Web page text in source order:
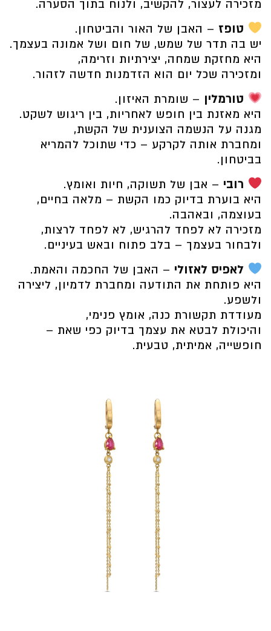
מזכירה לעצור, להקשיב, ולנוח בתוך הסערה.
טופז – האבן של האור והביטחון.
יש בה תדר של שמש, של חום ושל אמונה בעצמך.
היא מחזקת שמחה, יצירתיות וזרימה,
ומזכירה שכל יום הוא הזדמנות חדשה לזהור.
טורמלין – שומרת האיזון.
היא מאזנת בין חופש לאחריות, בין ריגוש לשקט.
מגנה על הנשמה הצוענית של הקשת,
ומחברת אותה לקרקע – כדי שתוכל להמריא
בביטחון.
רובי – אבן של תשוקה, חיות ואומץ.
היא בוערת בדיוק כמו הקשת – מלאה בחיים,
בעוצמה, ובאהבה.
מזכירה לא לפחד להרגיש, לא לפחד לרצות,
ולבחור בעצמך – בלב פתוח ובאש בעיניים.
לאפיס לאזולי – האבן של החכמה והאמת.
היא פותחת את התודעה ומחברת לדמיון, ליצירה
ולשפע.
מעודדת תקשורת כנה, אומץ פנימי,
והיכולת לבטא את עצמך בדיוק כפי שאת –
חופשייה, אמיתית, טבעית.